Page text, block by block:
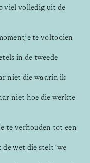
viel volledig uit de
te voltooien
in de tweede
niet die waarin ik
niet hoe die werkte
te verhouden tot een
wet die stelt ‘we